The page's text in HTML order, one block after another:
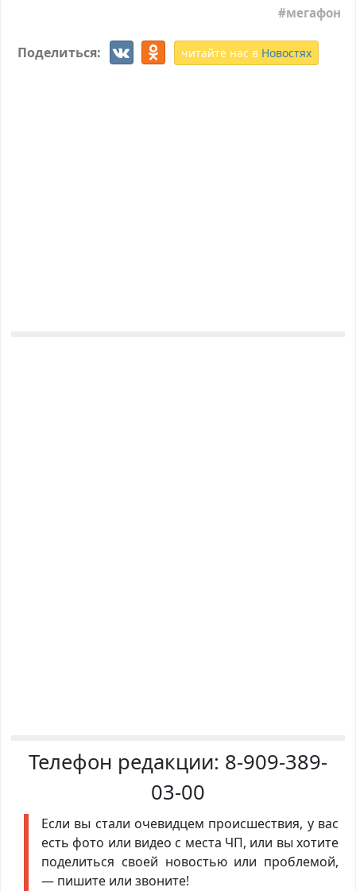
мегафон
Поделиться: читайте нас в Новостях
Телефон редакции: 8-909-389-
03-00
Если вы стали очевидцем происшествия, у вас
есть фото или видео с места ЧП, или вы хотите
поделиться своей новостью или проблемой,
— пишите или звоните!